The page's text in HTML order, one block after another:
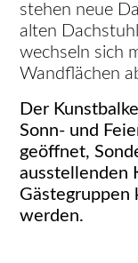
stehen neue
alten
wechseln sich
Wandflächen
Der
Sonn- und
geöffnet,
ausstellenden
Gästegruppen
werden.